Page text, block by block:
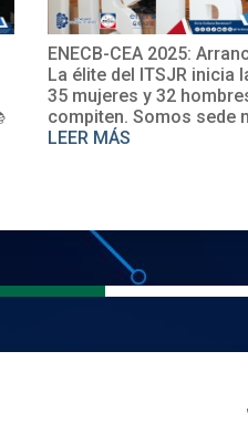
ENECB-CEA 2025:
La élite del ITSJR inicia
35 mujeres y 32
compiten. Somos sede
LEER MÁS